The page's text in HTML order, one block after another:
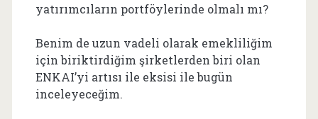
yatırımcıların portföylerinde olmalı mı?
Benim de uzun vadeli olarak emekliliğim
için biriktirdiğim şirketlerden biri olan
ENKAI’yi artısı ile eksisi ile bugün
inceleyeceğim.